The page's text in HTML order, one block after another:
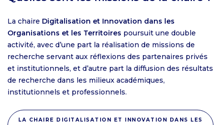
La chaire Digitalisation et Innovation dans les
Organisations et les Territoires poursuit une double
activité, avec d’une part la réalisation de missions de
recherche servant aux réflexions des partenaires privés
et institutionnels, et d’autre part la diffusion des résultats
de recherche dans les milieux académiques,
institutionnels et professionnels.
LA CHAIRE DIGITALISATION ET INNOVATION DANS LES